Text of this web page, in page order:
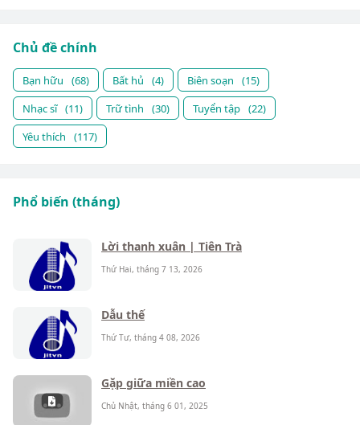
Chủ đề chính
Bạn hữu (68) Bất hủ (4) Biên soạn
(15)
Nhạc sĩ (11) Trữ tình (30) Tuyển tập (22)
Yêu thích
(117)
Phổ biến (tháng)
Lời thanh xuân | Tiên Trà
Thứ Hai, tháng 7 13, 2026
Dẫu thế
Thứ Tư, tháng 4 08, 2026
Gặp giữa miền cao
Chủ Nhật, tháng 6 01, 2025